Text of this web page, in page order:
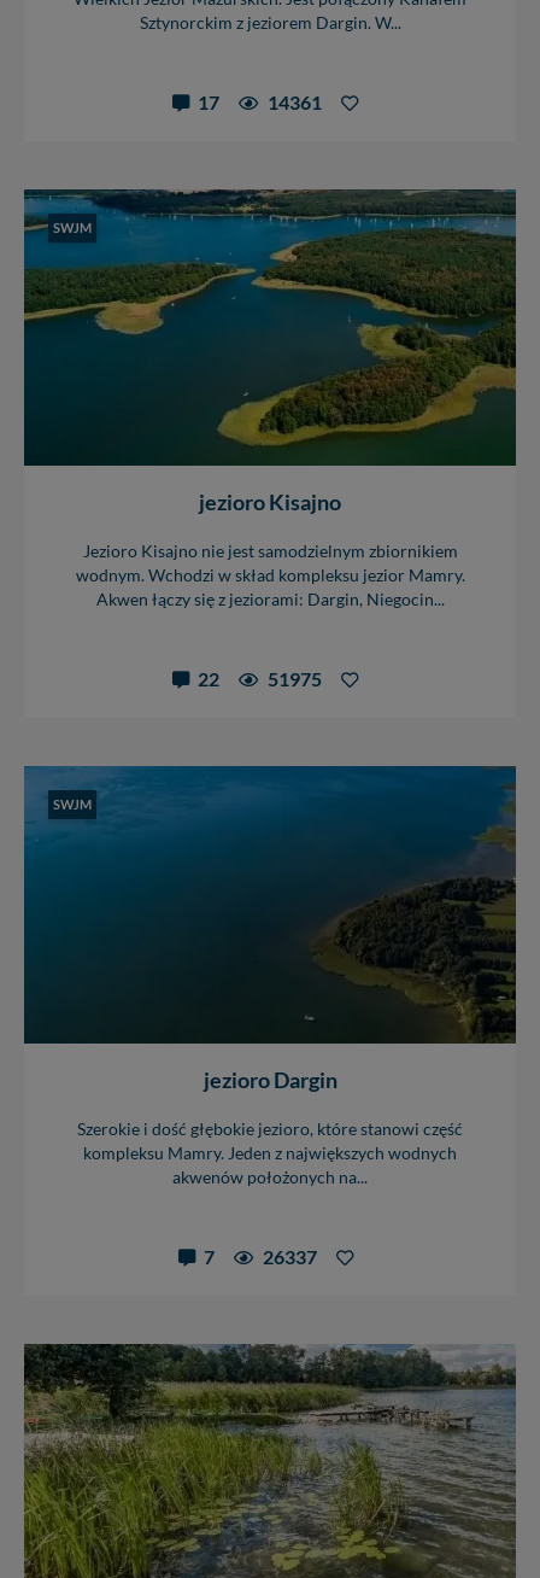
Sztynorckim z jeziorem Dargin. W...
17 14361
SWJM
jezioro Kisajno
Jezioro Kisajno nie jest samodzielnym zbiornikiem
wodnym. Wchodzi w skład kompleksu jezior Mamry.
Akwen łączy się z jeziorami: Dargin, Niegocin...
22 51975
SWJM
jezioro Dargin
Szerokie i dość głębokie jezioro, które stanowi część
kompleksu Mamry. Jeden z największych wodnych
akwenów położonych na...
7 26337